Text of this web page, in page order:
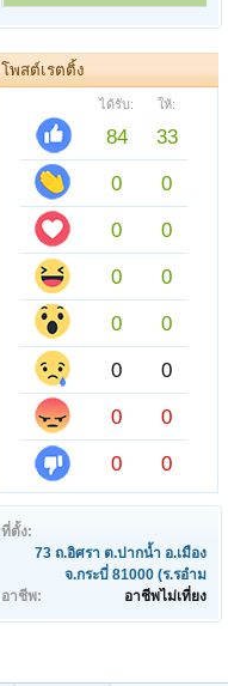
โพสต์เรตติ้ง
ได้รับ: ให้:
84
33
0
0
0
0
0
0
0
0
0
0
0
0
0
0
ที่ตั้ง:
73 ถ.อิศรา ต.ปากน้ำ อ.เมือง
จ.กระบี่ 81000 (ร.รอำม
อาชีพ:
อาชีพไม่เที่ยง